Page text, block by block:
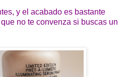
y el acabado es bastante
no te convenza si buscas un